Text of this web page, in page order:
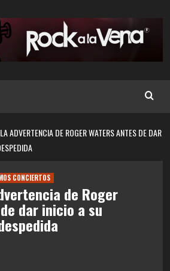
ADVERTENCIA DE ROGER WATERS ANTES DE DAR
CONCIERTOS
de Roger
dar inicio a su